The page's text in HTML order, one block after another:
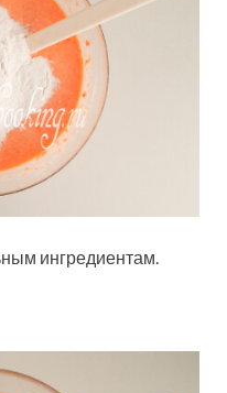
ингредиентам.